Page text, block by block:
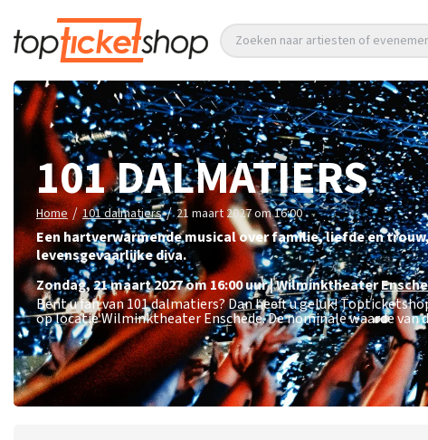
Zoeken naar artiesten of
101 DALMATIERS
Home / 101 dalmatiers / 21 maart 2027 om 16:00
Een hartverwarmende musical over familie, liefde en
levensgevaarlijke diva.
zondag,21 maart 2027 om 16:00uur|Wilminktheater
Bent u fan van 101 dalmatiers? Dan heeft u geluk!
op locatie Wilminktheater Enschede. De nominale waarde van